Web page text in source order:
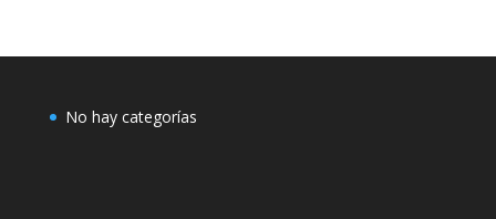
No hay categorías